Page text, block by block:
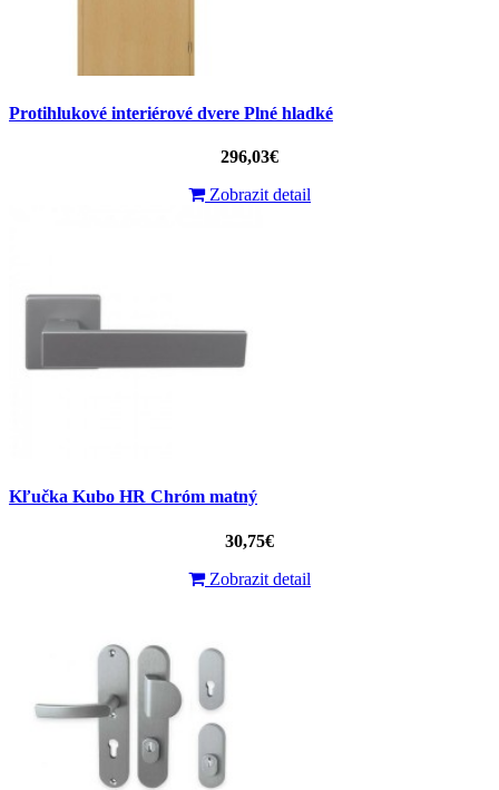
Protihlukové interiérové ​​dvere Plné hladké
296,03€
Zobrazit detail
Kľučka Kubo HR Chróm matný
30,75€
Zobrazit detail